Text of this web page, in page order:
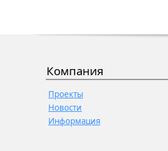
Компания
Проекты
Новости
Информация